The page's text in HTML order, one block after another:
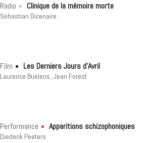
Radio Clinique de la mémoire morte
Sebastian Dicenaire
Film Les Derniers Jours d'Avril
Laurence Buelens Jean Forest
Performance Apparitions schizophoniques
Diederik Peeters